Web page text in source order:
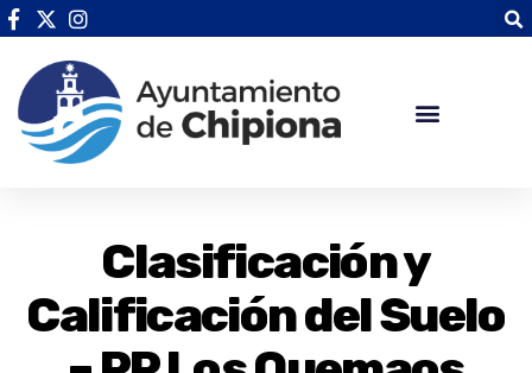
Clasificación y
Calificación del Suelo